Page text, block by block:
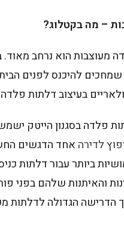
– מה בקטלוג?
מעוצבות הוא נרחב
להיכנס לפנים
בעיצוב דלתות
פלדה בסגנון הייטק
לדירה אחד הדגשים
ביותר עבור דלתות
והאיתנות שלהם בפני
הגדולה לדלתות